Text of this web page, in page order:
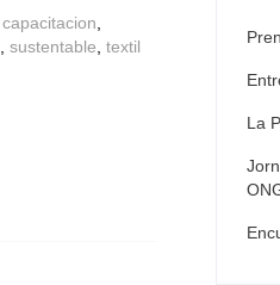
capacitacion
sustentable textil
La